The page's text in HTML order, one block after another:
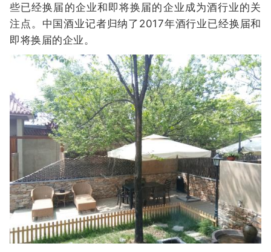
些已经换届的企业和即将换届的企业成为酒行业的关
注点。中国酒业记者归纳了2017年酒行业已经换届和
即将换届的企业。